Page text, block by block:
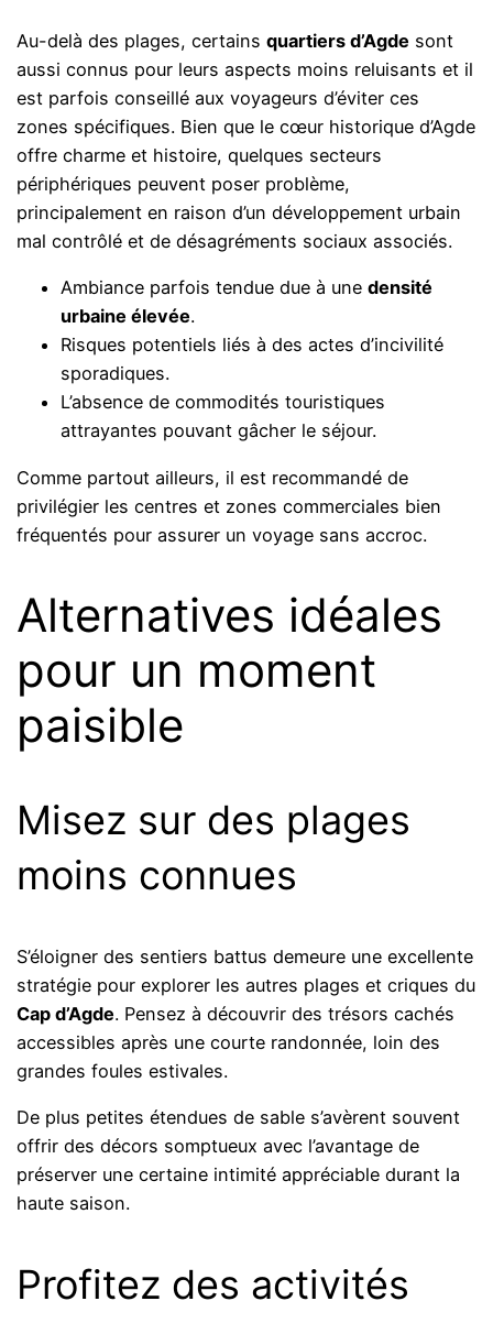
Au-delà des plages, certainsquartiers d’Agde sont
aussi connus pour leurs aspects moins reluisants et il
est parfois conseillé aux voyageurs d’éviter ces
zones spécifiques. Bien que le cœur historique d’Agde
offre charme et histoire, quelques secteurs
périphériques peuvent poser problème,
principalement en raison d’un développement urbain
mal contrôlé et de désagréments sociaux associés.
Ambiance parfois tendue due à unedensité
urbaine élevée.
Risques potentiels liés à des actes d’incivilité
sporadiques.
L’absence de commodités touristiques
attrayantes pouvant gâcher le séjour.
Comme partout ailleurs, il est recommandé de
privilégier les centres et zones commerciales bien
fréquentés pour assurer un voyage sans accroc.
Alternatives idéales
pour un moment
paisible
Misez sur des plages
moins connues
S’éloigner des sentiers battus demeure une excellente
stratégie pour explorer les autres plages et criques du
Cap d’Agde. Pensez à découvrir des trésors cachés
accessibles après une courte randonnée, loin des
grandes foules estivales.
De plus petites étendues de sable s’avèrent souvent
offrir des décors somptueux avec l’avantage de
préserver une certaine intimité appréciable durant la
haute saison.
Profitez des activités